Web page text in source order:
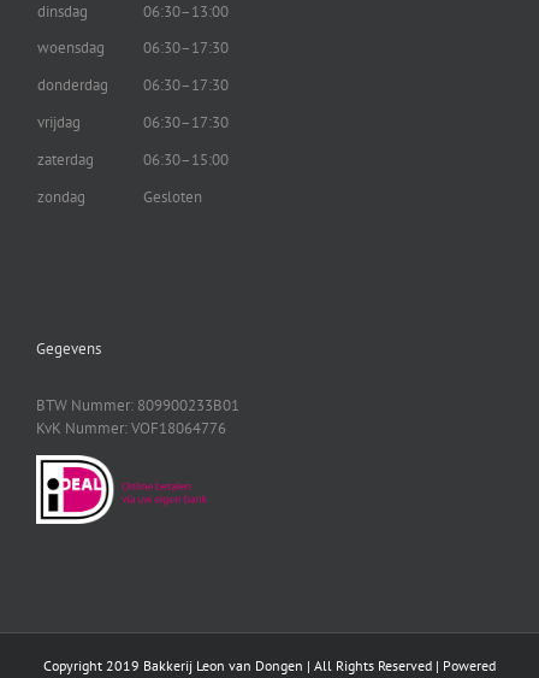
dinsdag
06:30–13:00
woensdag
06:30–17:30
donderdag
06:30–17:30
vrijdag
06:30–17:30
zaterdag
06:30–15:00
zondag
Gesloten
Gegevens
BTW Nummer: 809900233B01
KvK Nummer: VOF18064776
Copyright 2019 Bakkerij Leon van Dongen | All Rights Reserved | Powered